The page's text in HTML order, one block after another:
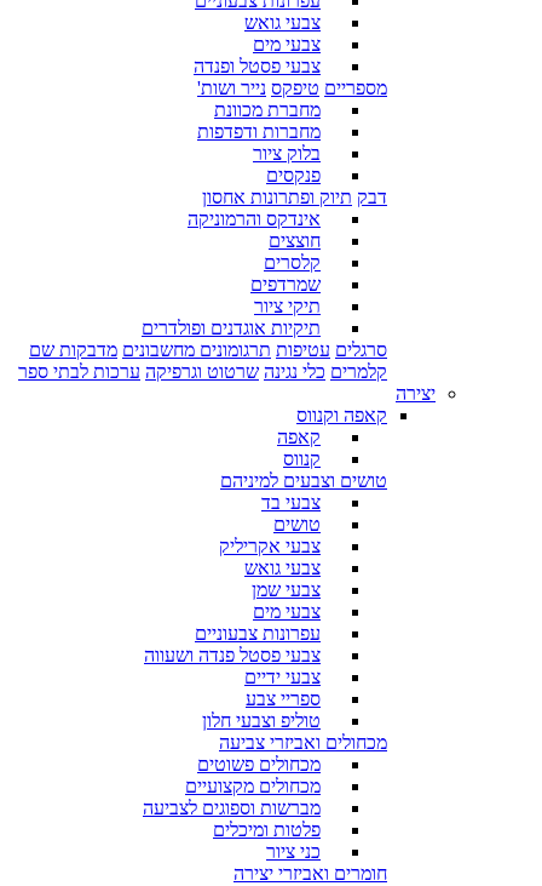
צבעי גואש
צבעי מים
צבעי פסטל ופנדה
מספריים טיפקס נייר ושות'
מחברת מכוונת
מחברות ודפדפות
בלוק ציור
פנקסים
דבק תיוק ופתרונות אחסון
אינדקס והרמוניקה
חוצצים
קלסרים
שמרדפים
תיקי ציור
תיקיות אוגדנים ופולדרים
סרגלים עטיפות תרגומונים מחשבונים מדבקות שם
קלמרים כלי נגינה שרטוט וגרפיקה ערכות לבתי ספר
יצירה
קאפה וקנווס
קאפה
קנווס
טושים וצבעים למיניהם
צבעי בד
טושים
צבעי אקריליק
צבעי גואש
צבעי שמן
צבעי מים
עפרונות צבעוניים
צבעי פסטל פנדה ושעווה
צבעי ידיים
ספריי צבע
טוליפ וצבעי חלון
מכחולים ואביזרי צביעה
מכחולים פשוטים
מכחולים מקצועיים
מברשות וספוגים לצביעה
פלטות ומיכלים
כני ציור
חומרים ואביזרי יצירה